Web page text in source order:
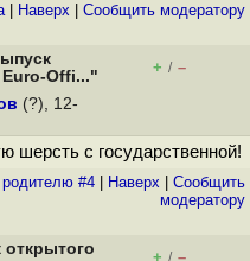
| Наверх Cообщить модератору
Offi..."
+ / –
(?), 12-
шерсть с государственной!
родителю #4 Наверх
Cообщить
модератору
+ / –